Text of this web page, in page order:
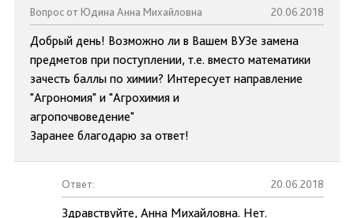
Вопрос от Юдина Анна Михайловна 20.06.2018
Добрый день! Возможно ли в Вашем ВУЗе замена
предметов при поступлении, т.е. вместо математики
зачесть баллы по химии? Интересует направление
"Агрономия" и "Агрохимия и
агропочвоведение"
Заранее благодарю за ответ!
Ответ: 20.06.2018
Здравствуйте, Анна Михайловна. Нет.